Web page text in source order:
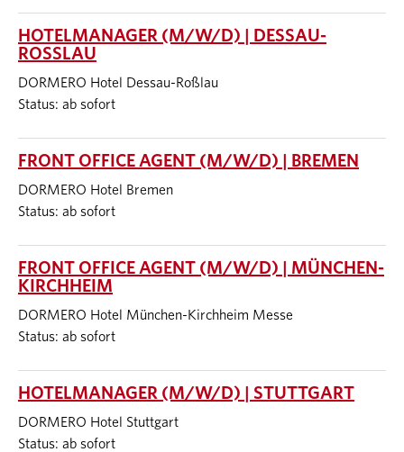
HOTELMANAGER (M/W/D) | DESSAU-
ROSSLAU
DORMERO Hotel Dessau-Roßlau
Status: ab sofort
FRONT OFFICE AGENT (M/W/D) | BREMEN
DORMERO Hotel Bremen
Status: ab sofort
FRONT OFFICE AGENT (M/W/D) | MÜNCHEN-
KIRCHHEIM
DORMERO Hotel München-Kirchheim Messe
Status: ab sofort
HOTELMANAGER (M/W/D) | STUTTGART
DORMERO Hotel Stuttgart
Status: ab sofort